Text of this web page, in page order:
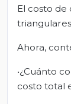
El costo de
Ahora,
•¿Cuánto
costo total